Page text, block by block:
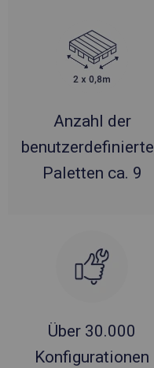
Anzahl der
Paletten ca. 9
Über 30.000
Konfigurationen